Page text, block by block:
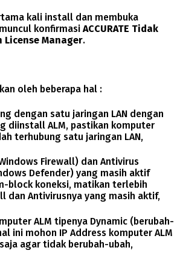
kali install dan membuka
muncul konfirmasi ACCURATE Tidak
License Manager.
oleh beberapa hal :
dengan satu jaringan LAN dengan
diinstall ALM, pastikan komputer
terhubung satu jaringan LAN,
Firewall) dan Antivirus
Defender) yang masih aktif
block koneksi, matikan terlebih
dan Antivirusnya yang masih aktif,
ALM tipenya Dynamic (berubah-
ini mohon IP Address komputer ALM
agar tidak berubah-ubah,